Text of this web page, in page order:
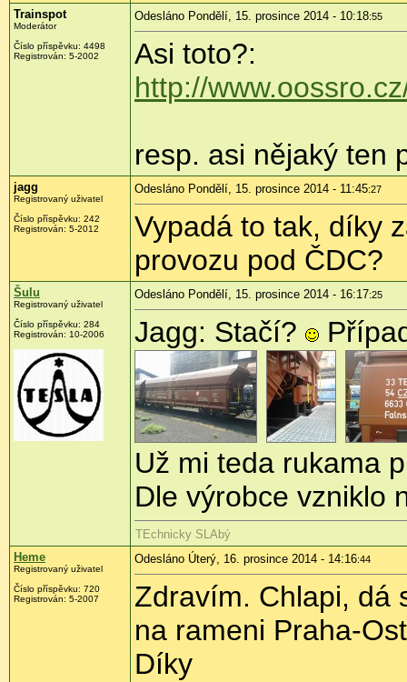
Trainspot
Moderátor
Číslo příspěvku: 4498
Registrován: 5-2002
Odesláno Pondělí, 15. prosince 2014 - 10:18:55
Asi toto?:
http://
resp. asi nějaký ten
jagg
Registrovaný uživatel
Číslo příspěvku: 242
Registrován: 5-2012
Odesláno Pondělí, 15. prosince 2014 - 11:45:27
Vypadá to tak, díky
provozu pod ČDC?
Šulu
Registrovaný uživatel
Číslo příspěvku: 284
Registrován: 10-2006
Odesláno Pondělí, 15. prosince 2014 - 16:17:25
Jagg: Stačí?
Už mi teda rukama
Dle výrobce vzniklo
TEchnicky SLAbý
Heme
Registrovaný uživatel
Číslo příspěvku: 720
Registrován: 5-2007
Odesláno Úterý, 16. prosince 2014 - 14:16:44
Zdravím. Chlapi, dá
na rameni Praha-
Díky